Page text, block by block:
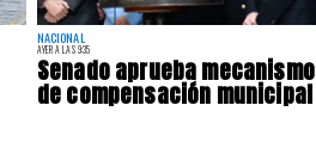
NACIONAL
AYER A LAS 9:35
Senado aprueba mecanismo
de compensación municipal